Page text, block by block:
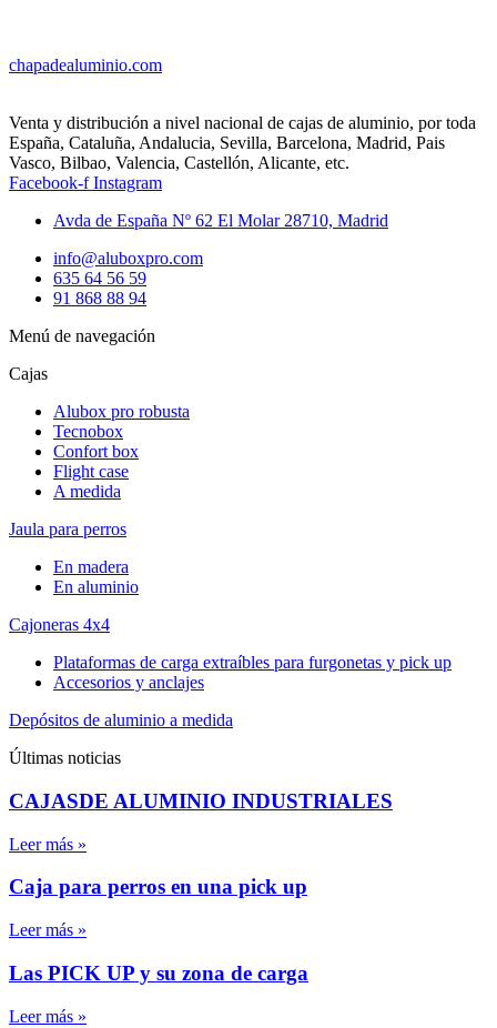
chapadealuminio.com
Venta y distribución a nivel nacional de cajas de aluminio, por toda
España, Cataluña, Andalucia, Sevilla, Barcelona, Madrid, Pais
Vasco, Bilbao, Valencia, Castellón, Alicante, etc.
Facebook-f Instagram
Avda de España Nº 62 El Molar 28710, Madrid
info@aluboxpro.com
635 64 56 59
91 868 88 94
Menú de navegación
Cajas
Alubox pro robusta
Tecnobox
Confort box
Flight case
A medida
Jaula para perros
En madera
En aluminio
Cajoneras 4x4
Plataformas de carga extraíbles para furgonetas y pick up
Accesorios y anclajes
Depósitos de aluminio a medida
Últimas noticias
CAJASDE ALUMINIO INDUSTRIALES
Leer más »
Caja para perros en una pick up
Leer más »
Las PICK UP y su zona de carga
Leer más »